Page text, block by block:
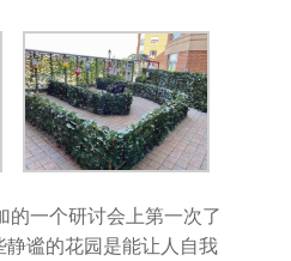
一个研讨会上第一次了
谧的花园是能让人自我